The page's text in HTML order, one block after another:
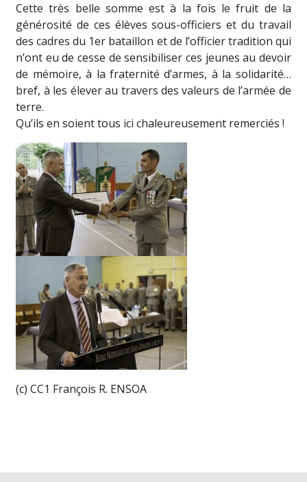
Cette très belle somme est à la fois le fruit de la
générosité de ces élèves sous-officiers et du travail
des cadres du 1er bataillon et de l’officier tradition qui
n’ont eu de cesse de sensibiliser ces jeunes au devoir
de mémoire, à la fraternité d’armes, à la solidarité…
bref, à les élever au travers des valeurs de l’armée de
terre.
Qu’ils en soient tous ici chaleureusement remerciés !
(c) CC1 François R. ENSOA